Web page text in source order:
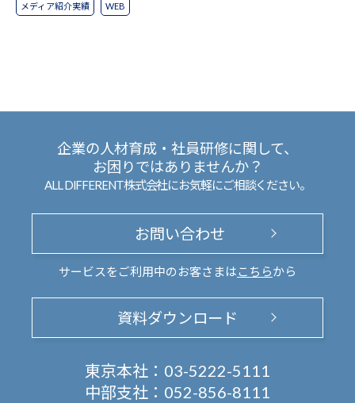
メディア紹介実績 WEB
企業の人材育成・社員研修に関して、
お困りではありませんか？
ALL DIFFERENT株式会社にお気軽にご相談ください。
お問い合わせ
サービスをご利用中のお客さまは こちらから
資料ダウンロード
東京本社： 03-5222-5111
中部支社： 052-856-8111